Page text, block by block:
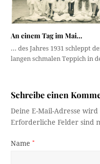
An einem Tag im Mai…
... des Jahres 1931 schleppt
langen schmalen Teppich in
Schreibe einen
Deine E-Mail-Adresse
Erforderliche Felder sind
Name*